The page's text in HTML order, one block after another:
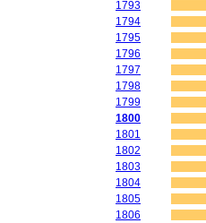
1793
1794
1795
1796
1797
1798
1799
1800
1801
1802
1803
1804
1805
1806